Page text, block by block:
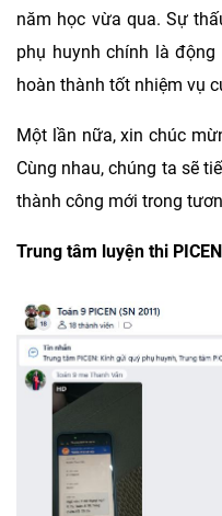
năm học vừa qua. Sự
phụ huynh chính là
hoàn thành tốt nhiệm vụ
Một lần nữa, xin chúc
Cùng nhau, chúng ta sẽ
thành công mới trong
Trung tâm luyện thi PICEN